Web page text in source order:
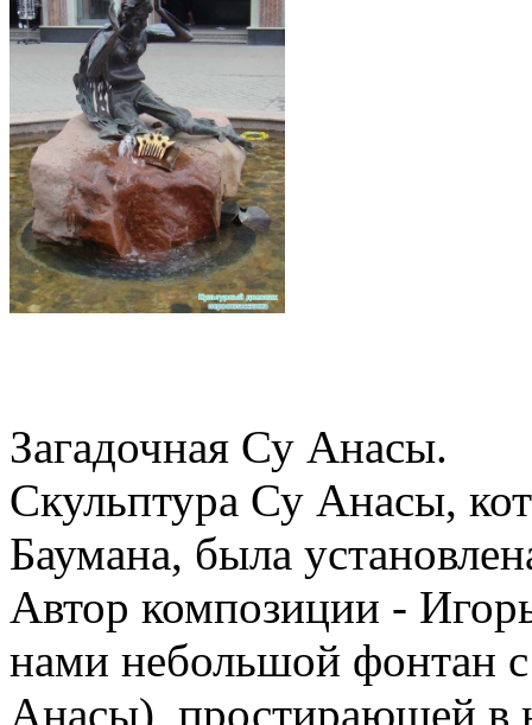
Загадочная Су Анасы.
Скульптура Су Анасы,
Баумана, была
Автор композиции -
нами небольшой фонтан
Анасы), простирающей в